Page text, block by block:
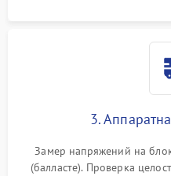
3.
Замер напряжений на
(балласте). Проверка